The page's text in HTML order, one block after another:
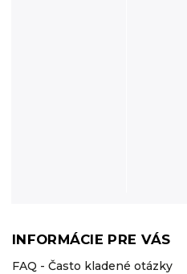
INFORMÁCIE PRE VÁS
FAQ - Často kladené otázky